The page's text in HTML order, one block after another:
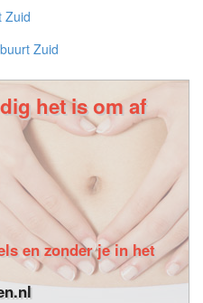
Zuid
Zuid
het is om af
en zonder je in het